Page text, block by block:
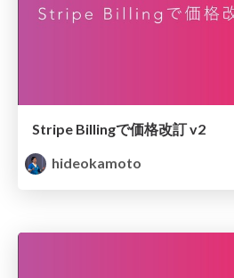
Stripe Billingで価格改訂 v2
hideokamoto